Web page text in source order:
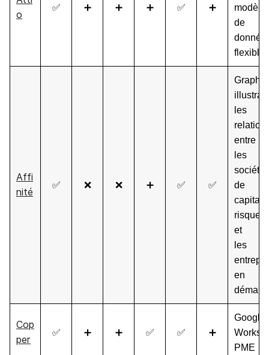
o
✅ ➕ ➕ ➕ ✅ ➕
de
flexibles
Affi
nité
✅ ❌ ❌ ➕ ✅ ✅
les
entre
les
sociétés
de
capital-
risque
et
les
en
Cop
per
✅ ➕ ➕ ✅ ✅ ➕
Google
PME